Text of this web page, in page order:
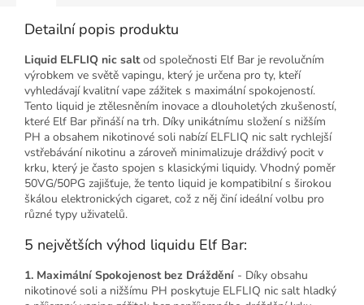
Detailní popis produktu
Liquid ELFLIQ nic saltod společnosti Elf Bar je revolučním
výrobkem ve světě vapingu, který je určena pro ty, kteří
vyhledávají kvalitní vape zážitek s maximální spokojeností.
Tento liquid je ztělesněním inovace a dlouholetých zkušeností,
které Elf Bar přináší na trh. Díky unikátnímu složení s nižším
PH a obsahem nikotinové soli nabízí ELFLIQ nic salt rychlejší
vstřebávání nikotinu a zároveň minimalizuje dráždivý pocit v
krku, který je často spojen s klasickými liquidy. Vhodný poměr
50VG/50PG zajišťuje, že tento liquid je kompatibilní s širokou
škálou elektronických cigaret, což z něj činí ideální volbu pro
různé typy uživatelů.
5 největších výhod liquidu Elf Bar:
1. Maximální Spokojenost bez Dráždění - Díky obsahu
nikotinové soli a nižšímu PH poskytuje ELFLIQ nic salt hladký